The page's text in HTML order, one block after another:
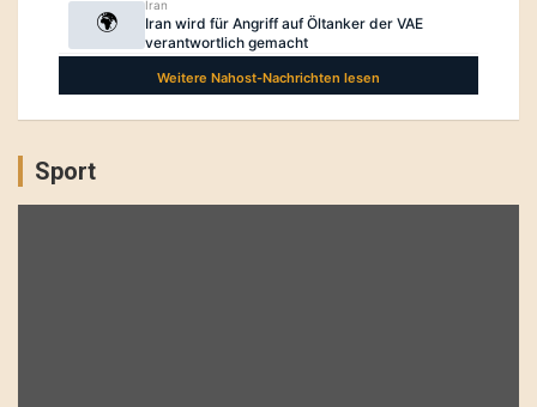
Sport